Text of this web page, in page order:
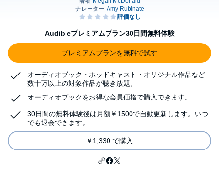
Audibleプレミアムプラン30日間無料体験
プレミアムプランを無料で試す
オーディオブック・ポッドキャスト・オリジナル作品など
数十万以上の対象作品が聴き放題。
オーディオブックをお得な会員価格で購入できます。
30日間の無料体験後は月額￥1500で自動更新します。いつ
でも退会できます。
￥1,330 で購入